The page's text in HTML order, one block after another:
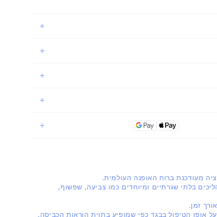
בלתי שגרתיים ומיוחדים כמו צביעה, שפשוף,
זמן.
אופן הטיפול בבגד כפי שמופיע בתוית הוראות הכביסה.